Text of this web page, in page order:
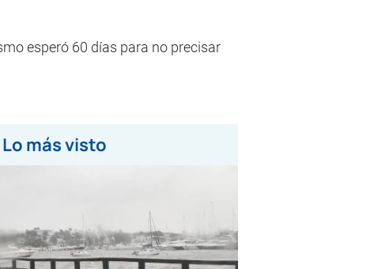
esperó 60 días para no precisar
Lo más visto